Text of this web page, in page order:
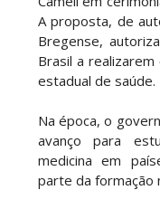
A proposta, de
Bregense,
Brasil a
estadual de saúde.
Na época, o
avanço para
medicina em
parte da formação